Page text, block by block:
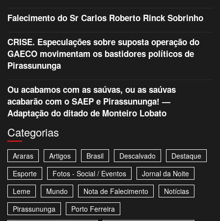
Falecimento do Sr Carlos Roberto Rinck Sobrinho
CRISE. Especulações sobre suposta operação do
GAECO movimentam os bastidores políticos de
Pirassununga
Ou acabamos com as saúvas, ou as saúvas
acabarão com o SAEP e Pirassununga! —
Adaptação do ditado de Monteiro Lobato
Categorias
Araras Artigos Brasil Descalvado
Destaque
Esporte
Fotos - Social / Eventos
Jornal da Noite
Leme
Mundo Nota de Falecimento
Notícias
Pirassununga
Porto Ferreira